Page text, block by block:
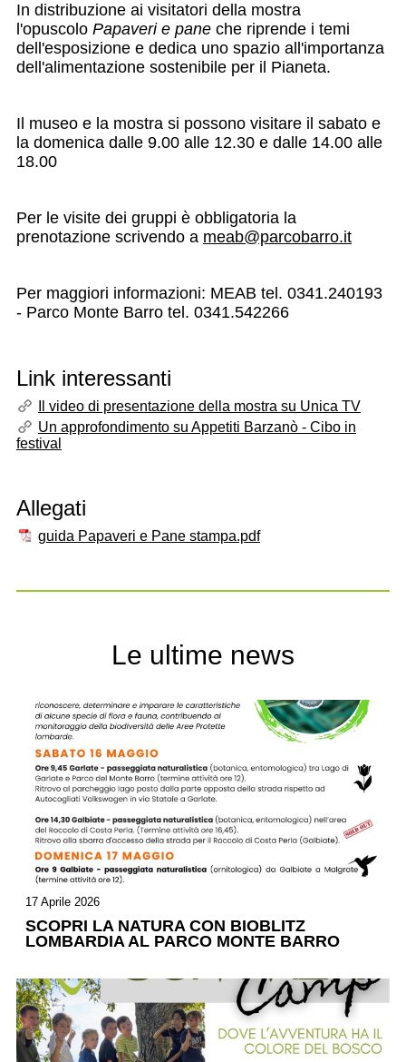
In distribuzione ai visitatori della mostra
l'opuscolo Papaveri e pane che riprende i temi
dell'esposizione e dedica uno spazio all'importanza
dell'alimentazione sostenibile per il Pianeta.
Il museo e la mostra si possono visitare il sabato e
la domenica dalle 9.00 alle 12.30 e dalle 14.00 alle
18.00
Per le visite dei gruppi è obbligatoria la
prenotazione scrivendo a meab@parcobarro.it
Per maggiori informazioni: MEAB tel. 0341.240193
- Parco Monte Barro tel. 0341.542266
Link interessanti
Il video di presentazione della mostra su Unica TV
Un approfondimento su Appetiti Barzanò - Cibo in
festival
Allegati
guida Papaveri e Pane stampa.pdf
Le ultime news
17 Aprile 2026
SCOPRI LA NATURA CON BIOBLITZ
LOMBARDIA AL PARCO MONTE BARRO